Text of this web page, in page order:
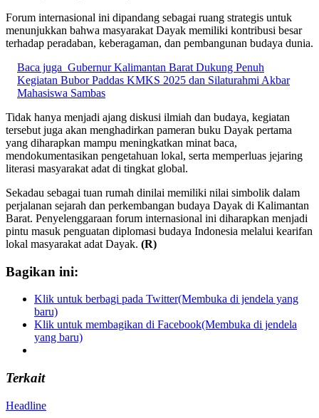
Forum internasional ini dipandang sebagai ruang strategis untuk
menunjukkan bahwa masyarakat Dayak memiliki kontribusi besar
terhadap peradaban, keberagaman, dan pembangunan budaya dunia.
Baca juga Gubernur Kalimantan Barat Dukung Penuh
Kegiatan Bubor Paddas KMKS 2025 dan Silaturahmi Akbar
Mahasiswa Sambas
Tidak hanya menjadi ajang diskusi ilmiah dan budaya, kegiatan
tersebut juga akan menghadirkan pameran buku Dayak pertama
yang diharapkan mampu meningkatkan minat baca,
mendokumentasikan pengetahuan lokal, serta memperluas jejaring
literasi masyarakat adat di tingkat global.
Sekadau sebagai tuan rumah dinilai memiliki nilai simbolik dalam
perjalanan sejarah dan perkembangan budaya Dayak di Kalimantan
Barat. Penyelenggaraan forum internasional ini diharapkan menjadi
pintu masuk penguatan diplomasi budaya Indonesia melalui kearifan
lokal masyarakat adat Dayak. (R)
Bagikan ini:
Klik untuk berbagi pada Twitter(Membuka di jendela yang
baru)
Klik untuk membagikan di Facebook(Membuka di jendela
yang baru)
Terkait
Headline